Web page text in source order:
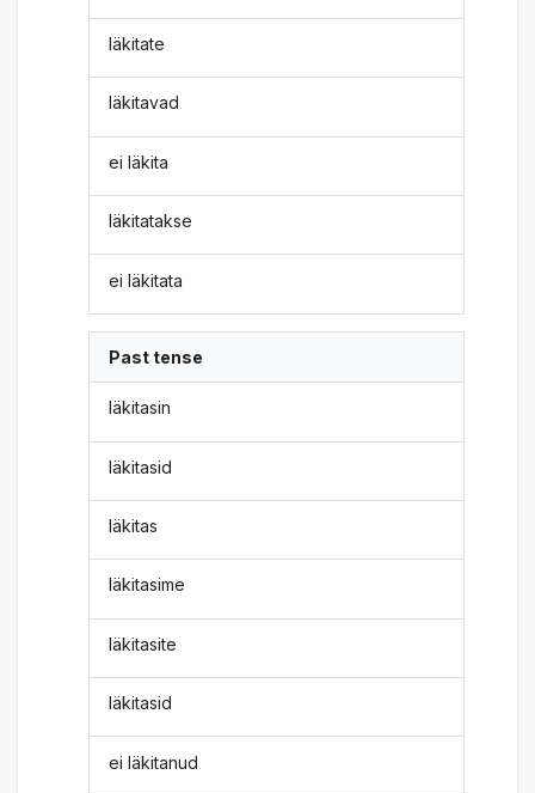
läkitate
läkitavad
ei läkita
läkitatakse
ei läkitata
Past tense
läkitasin
läkitasid
läkitas
läkitasime
läkitasite
läkitasid
ei läkitanud